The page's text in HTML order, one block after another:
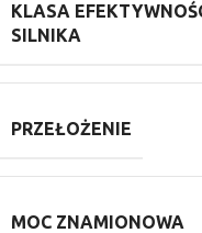
KLASA
SILNIKA
PRZEŁOŻENIE
MOC ZNAMIONOWA